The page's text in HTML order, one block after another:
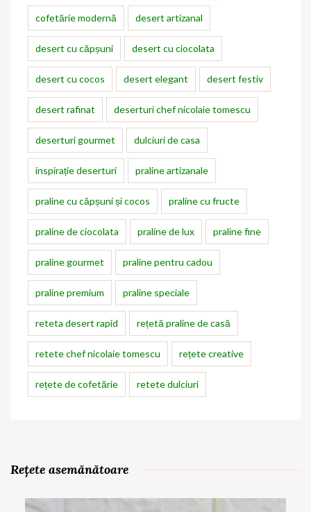
cofetărie modernă desert artizanal
desert cu căpșuni desert cu ciocolata
desert cu cocos desert elegant desert festiv
desert rafinat deserturi chef nicolaie tomescu
deserturi gourmet dulciuri de casa
inspirație deserturi praline artizanale
praline cu căpșuni și cocos praline cu fructe
praline de ciocolata praline de lux praline fine
praline gourmet praline pentru cadou
praline premium praline speciale
reteta desert rapid rețetă praline de casă
retete chef nicolaie tomescu rețete creative
rețete de cofetărie retete dulciuri
Rețete asemănătoare